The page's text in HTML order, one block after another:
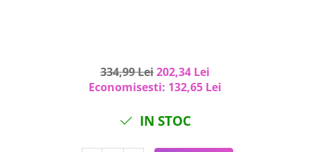
Utilaje si materiale de constructii
334,99 Lei202,34 Lei
Economisesti: 132,65 Lei
IN STOC